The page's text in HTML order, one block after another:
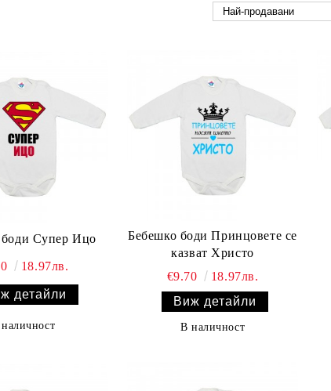
Супер Ицо
18.97лв.
детайли
Бебешко боди Принцовете се
казват Христо
€9.70
18.97лв.
Виж детайли
В наличност